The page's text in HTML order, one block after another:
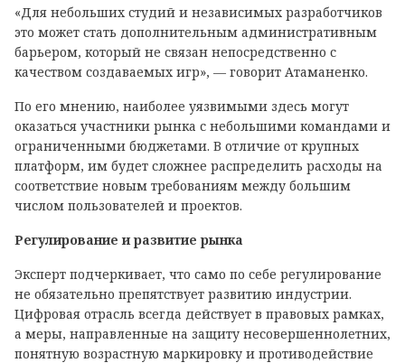
«Для небольших студий и независимых разработчиков
это может стать дополнительным административным
барьером, который не связан непосредственно с
качеством создаваемых игр», — говорит Атаманенко.
По его мнению, наиболее уязвимыми здесь могут
оказаться участники рынка с небольшими командами и
ограниченными бюджетами. В отличие от крупных
платформ, им будет сложнее распределить расходы на
соответствие новым требованиям между большим
числом пользователей и проектов.
Регулирование и развитие рынка
Эксперт подчеркивает, что само по себе регулирование
не обязательно препятствует развитию индустрии.
Цифровая отрасль всегда действует в правовых рамках,
а меры, направленные на защиту несовершеннолетних,
понятную возрастную маркировку и противодействие